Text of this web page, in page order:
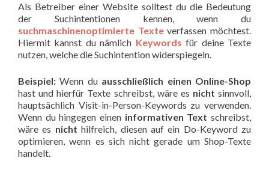
Als Betreiber einer Website solltest du die Bedeutung
der Suchintentionen kennen, wenn du
suchmaschinenoptimierte Texte verfassen möchtest.
Hiermit kannst du nämlich Keywords für deine Texte
nutzen, welche die Suchintention widerspiegeln.
Beispiel: Wenn du ausschließlich einen Online-Shop
hast und hierfür Texte schreibst, wäre es nicht sinnvoll,
hauptsächlich Visit-in-Person-Keywords zu verwenden.
Wenn du hingegen einen informativen Text schreibst,
wäre es nicht hilfreich, diesen auf ein Do-Keyword zu
optimieren, wenn es sich nicht gerade um Shop-Texte
handelt.